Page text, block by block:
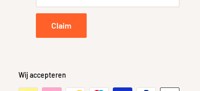
Claim
Wij accepteren